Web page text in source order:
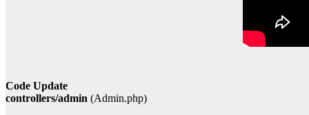
Code Update
controllers/admin (Admin.php)